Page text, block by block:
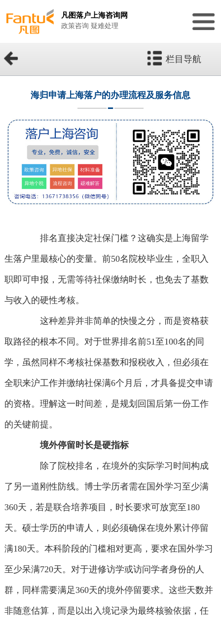
凡图落户上海咨询网
政策咨询 疑难处理
栏目导航
海归申请上海落户的办理流程及服务信息
排名直接决定社保门槛？这确实是上海留学
生落户里最核心的变量。前50名院校毕业生，全职入
职即可申报，无需等待社保缴纳时长，也免去了基数
与收入的硬性考核。
这种差异并非简单的快慢之分，而是资格获
取路径的根本不同。对于世界排名前51至100名的同
学，虽然同样不考核社保基数和报税收入，但必须在
全职来沪工作并缴纳社保满6个月后，才具备提交申请
的资格。理解这一时间差，是规划回国后第一份工作
的关键前提。
境外停留时长是硬指标
除了院校排名，在境外的实际学习时间构成
了另一道刚性防线。博士学历者需在国外学习至少满
360天，若是联合培养项目，时长要求可放宽至180
天。硕士学历的申请人，则必须确保在境外累计停留
满180天。本科阶段的门槛相对更高，要求在国外学习
至少呆满720天。对于进修访学或访问学者身份的人
群，同样需要满足360天的境外停留要求。这些天数并
非随意估算，而是以出入境记录为最终核验依据，任